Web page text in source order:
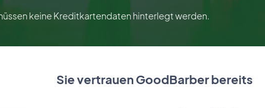
keine Kreditkartendaten hinterlegt werden.
Sie vertrauen GoodBarber bereits